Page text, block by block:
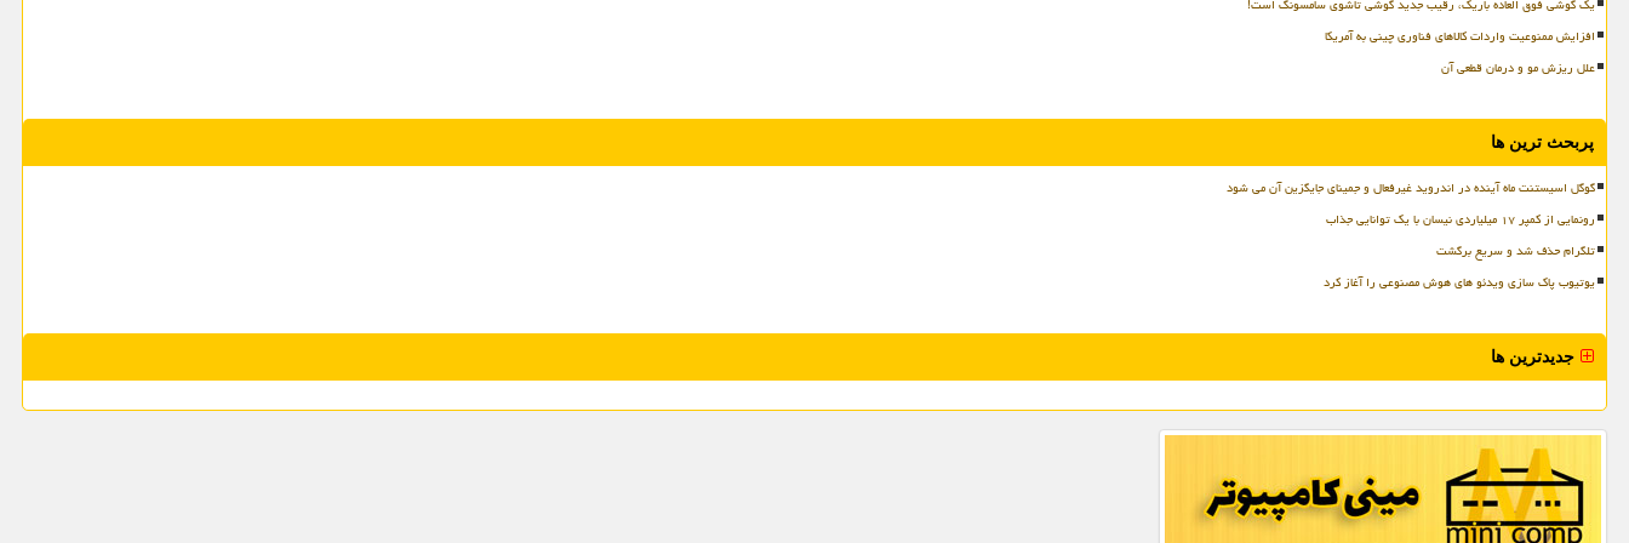
یک گوشی فوق العاده باریک، رقیب جدید گوشی تاشوی سامسونگ است!
افزایش ممنوعیت واردات کالاهای فناوری چینی به آمریکا
علل ریزش مو و درمان قطعی آن
پربحث ترین ها
گوگل اسیستنت ماه آینده در اندروید غیرفعال و جمینای جایگزین آن می شود
رونمایی از کمپر ۱۷ میلیاردی نیسان با یک توانایی جذاب
تلگرام حذف شد و سریع برگشت
یوتیوب پاک سازی ویدئو های هوش مصنوعی را آغاز کرد
جدیدترین ها